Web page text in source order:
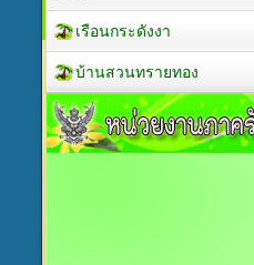
เรือนกระดังงา
บ้านสวนทรายทอง